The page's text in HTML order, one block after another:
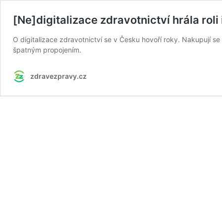
[Ne]digitalizace zdravotnictví hrála roli
O digitalizace zdravotnictví se v Česku hovoří roky. Nakupují
špatným propojením.
zdravezpravy.cz